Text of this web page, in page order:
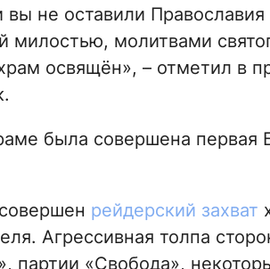
не оставили
молитвами
освящён», – отметил в
была совершена первая
рейдерский захват
Агрессивная толпа
партии «Свобода»,